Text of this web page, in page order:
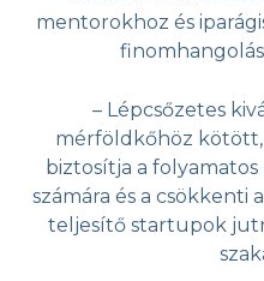
mentorokhoz és
– Lépcsőzetes
mérföldkőhöz
biztosítja a
számára és a csökkenti
teljesítő startupok